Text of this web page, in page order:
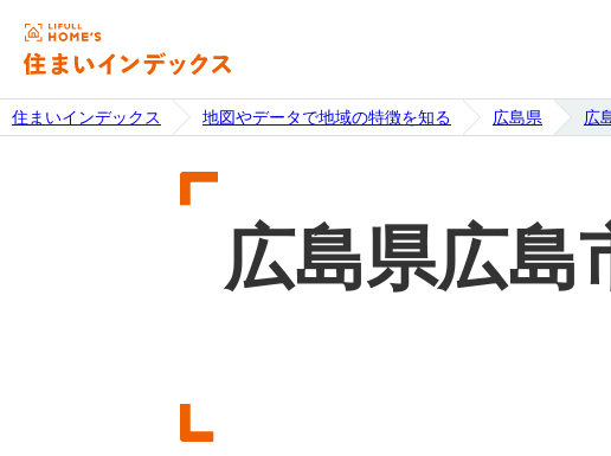
住まいインデックス 地図やデータで地域の特徴を知る 広島県 広
広島県広島